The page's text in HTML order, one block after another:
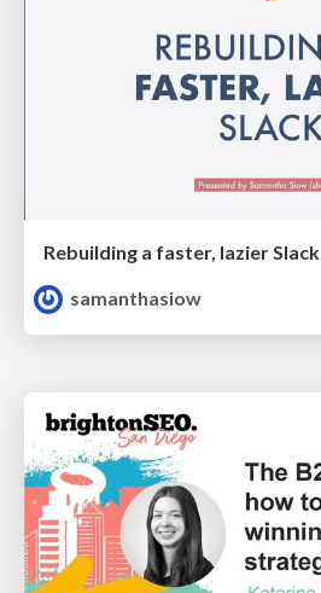
Rebuilding a faster, lazier Slack
samanthasiow